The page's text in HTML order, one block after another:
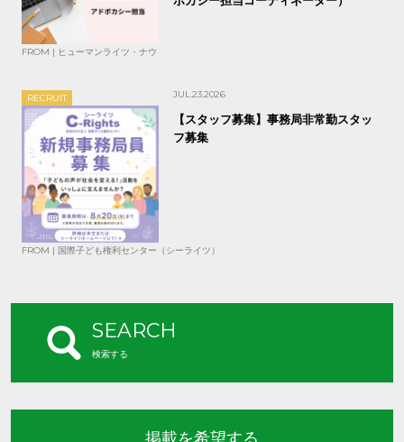
FROM | ヒューマンライツ・ナウ
RECRUIT JUL.23.2026
【スタッフ募集】事務局非常勤スタッ
フ募集
FROM | 国際子ども権利センター（シーライツ）
SEARCH
検索する